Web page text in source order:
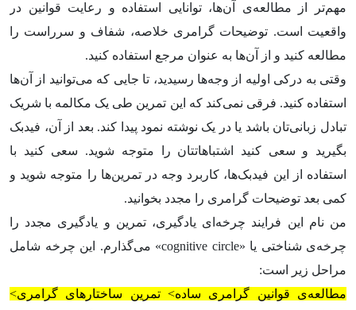
مهم‌تر از مطالعه‌ی آن‌ها، توانایی استفاده و رعایت قوانین در
واقعیت است. توضیحات گرامری خلاصه، شفاف و سرراست را
مطالعه کنید و از آن‌ها به عنوان مرجع استفاده کنید.
وقتی به درکی اولیه از وجه‌ها رسیدید، تا جایی که می‌توانید از آن‌ها
استفاده کنید. فرقی نمی‌کند که این تمرین طی یک مکالمه با شریک
تبادل زبانی‌تان باشد یا در یک نوشته نمود پیدا کند. بعد از آن، فیدبک
بگیرید و سعی کنید اشتباهاتتان را متوجه شوید. سعی کنید با
استفاده از این فید‌بک‌ها، کاربرد وجه در تمرین‌ها را متوجه شوید و
کمی بعد توضیحات گرامری را مجدد بخوانید.
من نام این فرایند چرخه‌ای یادگیری، تمرین و یادگیری مجدد را
چرخه‌ی شناختی یا «cognitive circle» می‌گذارم. این چرخه شامل
مراحل زیر است:
مطالعه‌ی قوانین گرامری ساده> تمرین ساختار‌های گرامری>